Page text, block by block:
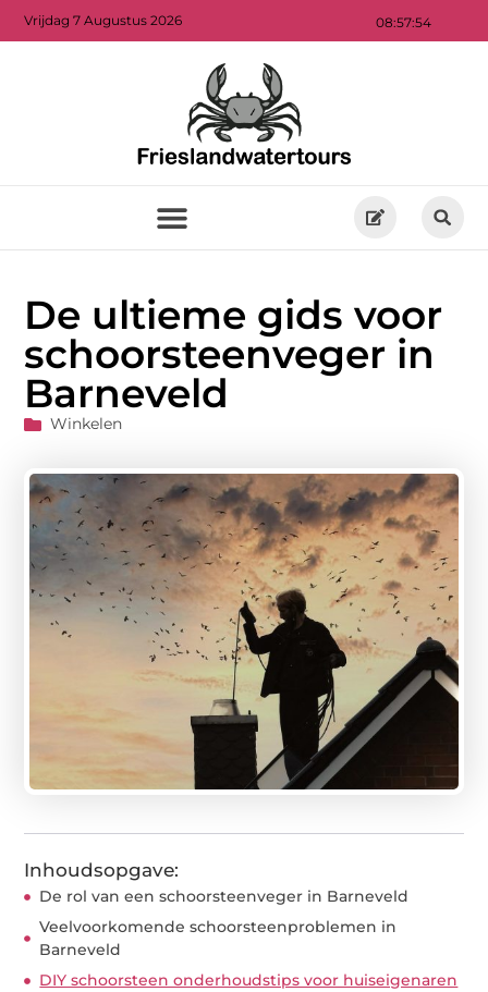
08:57:56
Vrijdag 7 Augustus 2026
De ultieme gids voor
schoorsteenveger in
Barneveld
Winkelen
Inhoudsopgave:
De rol van een schoorsteenveger in Barneveld
Veelvoorkomende schoorsteenproblemen in
Barneveld
DIY schoorsteen onderhoudstips voor huiseigenaren